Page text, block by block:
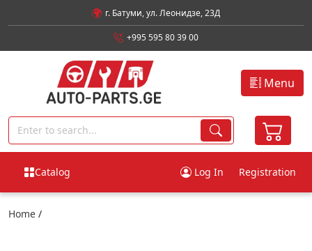
г. Батуми, ул. Леонидзе, 23Д
+995 595 80 39 00
Menu
Catalog Log In Registration
Home /